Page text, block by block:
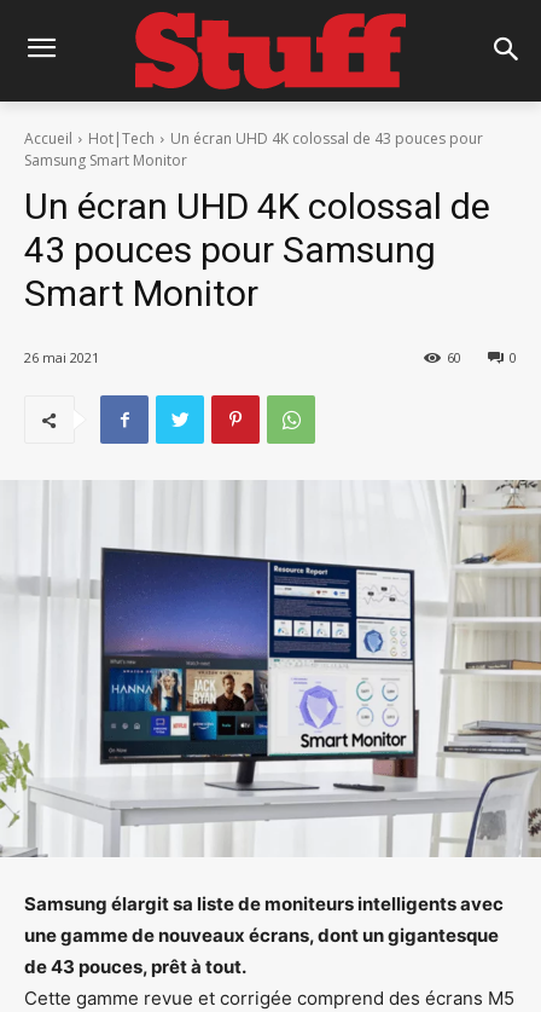
Accueil Hot|Tech
Un écran UHD 4K colossal de 43 pouces pour
Samsung Smart Monitor
Un écran UHD 4K colossal de
43 pouces pour Samsung
Smart Monitor
26 mai 2021 0
60
Samsung élargit sa liste de moniteurs intelligents avec
une gamme de nouveaux écrans, dont un gigantesque
de 43 pouces, prêt à tout.
Cette gamme revue et corrigée comprend des écrans M5